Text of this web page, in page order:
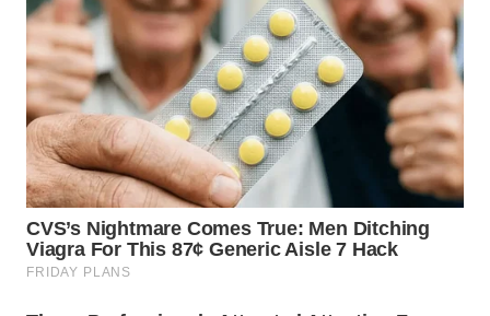
TANGERANG
WN
BINJAI
WN
CIREBON
WN
INDRAMAYU